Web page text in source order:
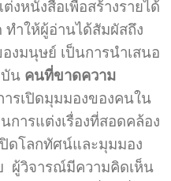
งหนังสือเพื่อสร้างรายได้
ทำให้ผู้อ่านได้สัมผัสถึง
งมนุษย์ เป็นการนำเสนอ
บัน คนที่ขาดความ
รเปิดมุมมองของคนใน
การแต่งเรื่องที่สอดคล้อง
ดโลกทัศน์และมุมมอง
ผู้วิจารณ์มีความคิดเห็น